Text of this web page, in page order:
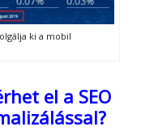
ki a mobil
el a SEO